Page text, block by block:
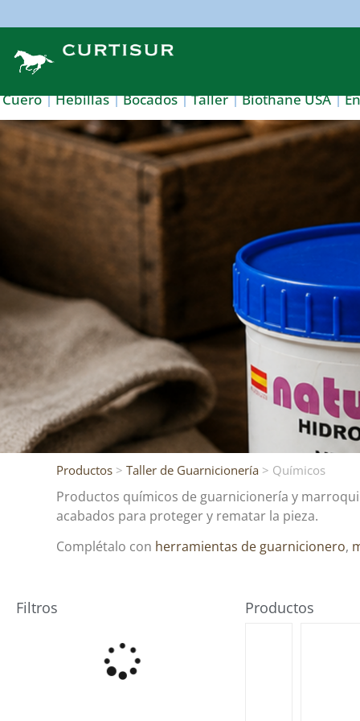
Cuero Hebillas Bocados Taller Biothane USA
Productos >Taller de Guarnicionería > Químicos
Productos químicos de guarnicionería y
acabados para proteger y rematar la pieza.
Complétalo con herramientas de guarnicionero,
Filtros Productos